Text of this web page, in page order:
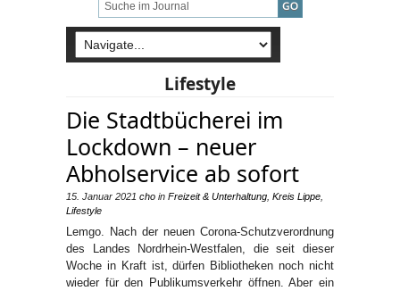
Lifestyle
Die Stadtbücherei im
Lockdown – neuer
Abholservice ab sofort
15. Januar 2021 cho in Freizeit & Unterhaltung Kreis Lippe
Lifestyle
Lemgo. Nach der neuen Corona-Schutzverordnung
des Landes Nordrhein-Westfalen, die seit dieser
Woche in Kraft ist, dürfen Bibliotheken noch nicht
wieder für den Publikumsverkehr öffnen. Aber ein